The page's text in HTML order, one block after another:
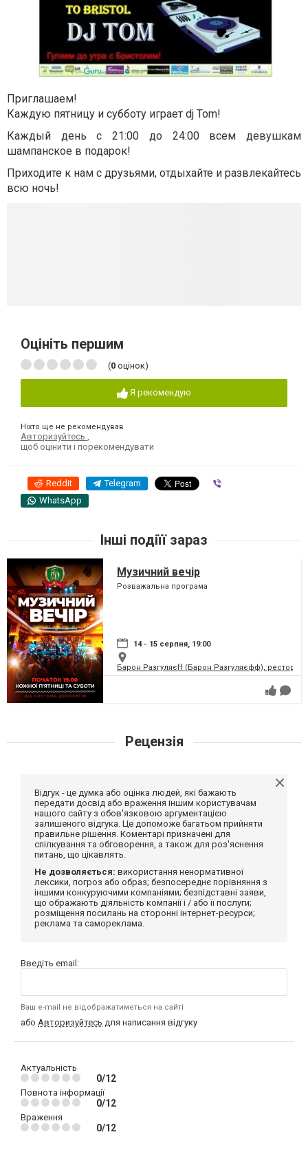
Приглашаем!
Каждую пятницу и субботу играет dj Tom!
Каждый день с 21:00 до 24:00 всем девушкам
шампанское в подарок!
Приходите к нам с друзьями, отдыхайте и развлекайтесь
всю ночь!
Оцініть першим
(0 оцінок)
Я рекомендую
Ніхто ще не рекомендував
Авторизуйтесь
щоб оцінити і порекомендувати
Reddit Telegram
WhatsApp
Інші подіїї зараз
Музичний вечір
Розважальна програма
14 - 15 серпня, 19:00
Барон Разгуляєff (Барон Разгуляєфф),
Рецензія
Відгук - це думка або оцінка людей, які бажають
передати досвід або враження іншим користувачам
нашого сайту з обов'язковою аргументацією
залишеного відгука. Це допоможе багатьом прийняти
правильне рішення. Коментарі призначені для
спілкування та обговорення, а також для роз'яснення
питань, що цікавлять.
Не дозволяється: використання ненормативної
лексики, погроз або образ; безпосереднє порівняння з
іншими конкуруючими компаніями; безпідставні заяви,
що ображають діяльність компанії і / або її послуги;
розміщення посилань на сторонні інтернет-ресурси;
реклама та самореклама.
Введіть email:
Ваш e-mail не відображатиметься на сайті
або Авторизуйтесь для написання відгуку
Актуальність
0/12
Повнота інформації
0/12
Враження
0/12